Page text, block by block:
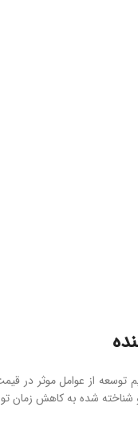
از عوامل موثر در
شده به کاهش زمان